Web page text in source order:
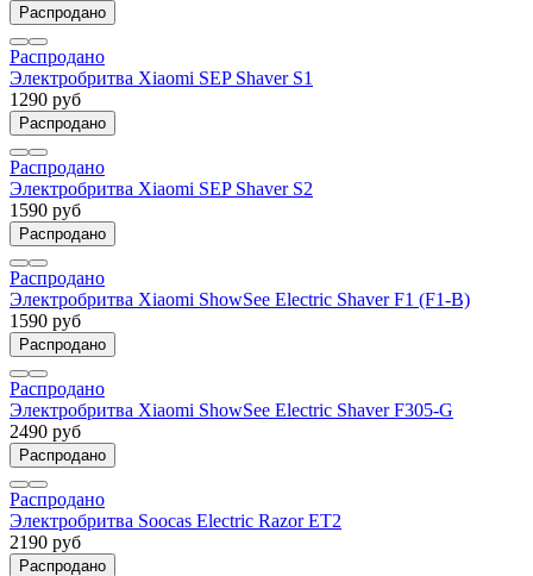
Распродано
Распродано
Электробритва Xiaomi SEP Shaver S1
1290 руб
Распродано
Распродано
Электробритва Xiaomi SEP Shaver S2
1590 руб
Распродано
Распродано
Электробритва Xiaomi ShowSee Electric Shaver F1 (F1-B)
1590 руб
Распродано
Распродано
Электробритва Xiaomi ShowSee Electric Shaver F305-G
2490 руб
Распродано
Распродано
Электробритва Soocas Electric Razor ET2
2190 руб
Распродано